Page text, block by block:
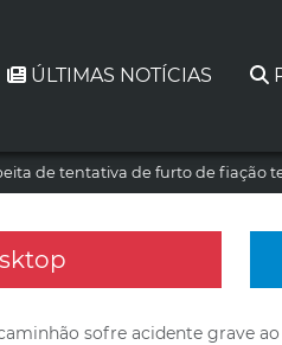
ÚLTIMAS NOTÍCIAS
de tentativa de furto de fiação
sofre acidente grave